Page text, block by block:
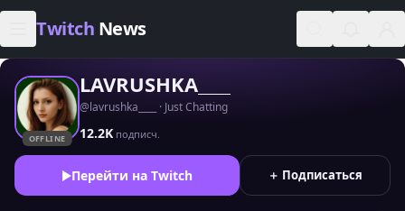
Skip to content
Twitch News
OFFLINE
LAVRUSHKA____
@lavrushka____ · Just Chatting
12.2K подписч.
Перейти на Twitch ＋ Подписаться